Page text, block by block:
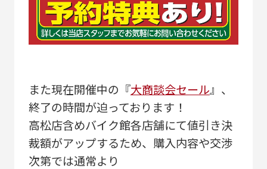
また現在開催中の『大商談会セール』、
終了の時間が迫っております！
高松店含めバイク館各店舗にて値引き決
裁額がアップするため、購入内容や交渉
次第では通常より